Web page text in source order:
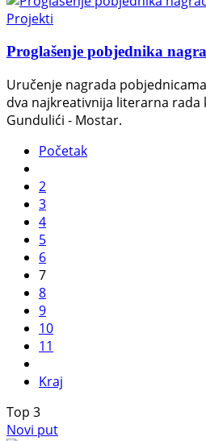
Projekti
Proglašenje pobjednika
Uručenje nagrada
dva najkreativnija literarna rada
Gundulići - Mostar.
Početak
2
3
4
5
6
7
8
9
10
11
Kraj
Top 3
Novi put